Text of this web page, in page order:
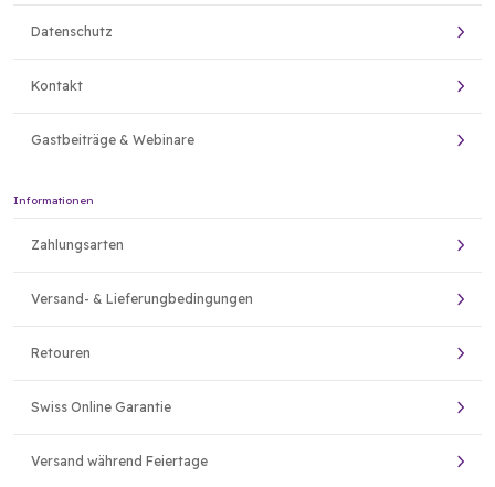
Datenschutz
Kontakt
Gastbeiträge & Webinare
Informationen
Zahlungsarten
Versand- & Lieferungbedingungen
Retouren
Swiss Online Garantie
Versand während Feiertage